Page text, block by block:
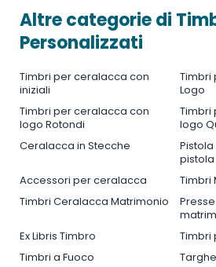
Altre categorie di
Personalizzati
Timbri per ceralacca con
iniziali
Timbri
Logo
Timbri per ceralacca con
logo Rotondi
Timbri
logo
Ceralacca in Stecche
pistola
Accessori per ceralacca
Timbri
Timbri Ceralacca Matrimonio
Ex Libris Timbro
Timbri
Timbri a Fuoco